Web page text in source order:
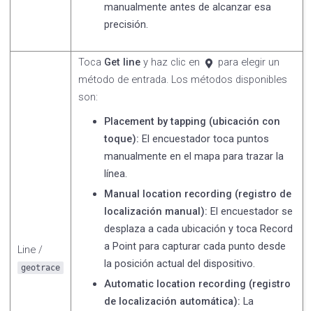
manualmente antes de alcanzar esa
precisión.
Line /
geotrace
Toca Get line y haz clic en
para elegir un
método de entrada. Los métodos disponibles
son:
Placement by tapping (ubicación con
toque): El encuestador toca puntos
manualmente en el mapa para trazar la
línea.
Manual location recording (registro de
localización manual): El encuestador se
desplaza a cada ubicación y toca Record
a Point para capturar cada punto desde
la posición actual del dispositivo.
Automatic location recording (registro
de localización automática): La